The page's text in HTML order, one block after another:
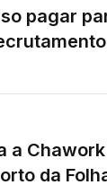
pagar
a
da